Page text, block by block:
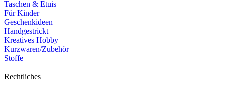
Taschen & Etuis
Für Kinder
Geschenkideen
Handgestrickt
Kreatives Hobby
Kurzwaren/Zubehör
Stoffe
Rechtliches